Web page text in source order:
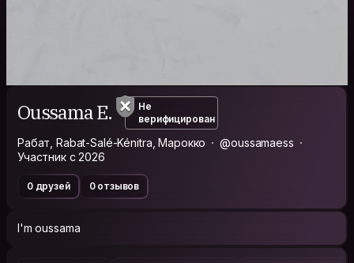
Oussama E.
Не
верифицирован
Рабат, Rabat-Salé-Kénitra, Марокко
@oussamaess
Участник с 2026
0 друзей 0 отзывов
I'm oussama